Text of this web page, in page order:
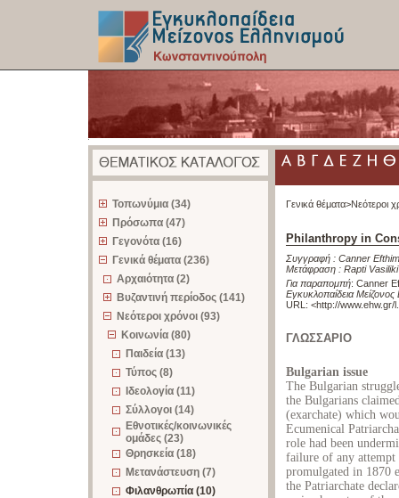
Τοπωνύμια (34)
Πρόσωπα (47)
Γεγονότα (16)
Γενικά θέματα (236)
Αρχαιότητα (2)
Βυζαντινή περίοδος (141)
Νεότεροι χρόνοι (93)
Κοινωνία (80)
Παιδεία (13)
Τύπος (8)
Ιδεολογία (11)
Σύλλογοι (14)
Εθνοτικές/κοινωνικές
ομάδες (23)
Θρησκεία (18)
Μετανάστευση (7)
Φιλανθρωπία (10)
Γενικά θέματα>Νεότεροι
Philanthropy in
Συγγραφή : Canner
Μετάφραση : Rapti Vasiliki
Για παραπομπή: Canner
Εγκυκλοπαίδεια
URL: <http://www.ehw.gr/
ΓΛΩΣΣΑΡΙΟ
Bulgarian issue
The Bulgarian
the Bulgarians
(exarchate) which
Ecumenical
role had been
failure of any
promulgated in 1870
the Patriarchate